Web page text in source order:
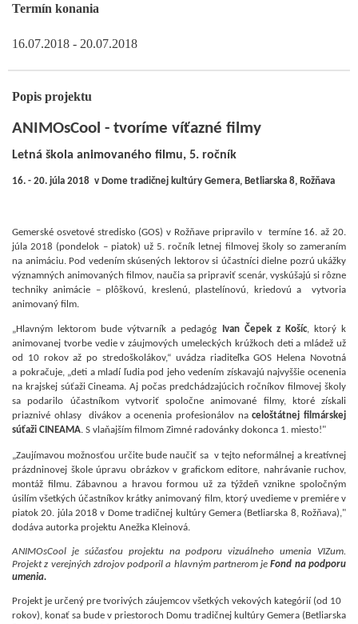
Termín konania
16.07.2018 - 20.07.2018
Popis projektu
ANIMOsCool - tvoríme víťazné filmy
Letná škola animovaného filmu, 5. ročník
16. - 20. júla 2018 v Dome tradičnej kultúry Gemera, Betliarska 8, Rožňava
Gemerské osvetové stredisko (GOS) v Rožňave pripravilo v termíne 16. až 20.
júla 2018 (pondelok – piatok) už 5. ročník letnej filmovej školy so zameraním
na animáciu. Pod vedením skúsených lektorov si účastníci dielne pozrú ukážky
významných animovaných filmov, naučia sa pripraviť scenár, vyskúšajú si rôzne
techniky animácie – plôškovú, kreslenú, plastelínovú, kriedovú a vytvoria
animovaný film.
„Hlavným lektorom bude výtvarník a pedagóg Ivan Čepek z Košíc, ktorý k
animovanej tvorbe vedie v záujmových umeleckých krúžkoch deti a mládež už
od 10 rokov až po stredoškolákov,“ uvádza riaditeľka GOS Helena Novotná
a pokračuje, „deti a mladí ľudia pod jeho vedením získavajú najvyššie ocenenia
na krajskej súťaži Cineama. Aj počas predchádzajúcich ročníkov filmovej školy
sa podarilo účastníkom vytvoriť spoločne animované filmy, ktoré získali
priaznivé ohlasy divákov a ocenenia profesionálov naceloštátnej filmárskej
súťaži CINEAMA. S vlaňajším filmom Zimné radovánky dokonca 1. miesto!"
„Zaujímavou možnosťou určite bude naučiť sa v tejto neformálnej a kreatívnej
prázdninovej škole úpravu obrázkov v grafickom editore, nahrávanie ruchov,
montáž filmu. Zábavnou a hravou formou už za týždeň vznikne spoločným
úsilím všetkých účastníkov krátky animovaný film, ktorý uvedieme v premiére v
piatok 20. júla 2018 v Dome tradičnej kultúry Gemera (Betliarska 8, Rožňava),"
dodáva autorka projektu Anežka Kleinová.
ANIMOsCool je súčasťou projektu na podporu vizuálneho umenia VIZum.
Projekt z verejných zdrojov podporil a hlavným partnerom jeFond na podporu
umenia.
Projekt je určený pre tvorivých záujemcov všetkých vekových kategórií (od 10
rokov), konať sa bude v priestoroch Domu tradičnej kultúry Gemera (Betliarska